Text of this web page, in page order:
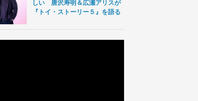
しい 唐沢寿明＆広瀬アリスが
『トイ・ストーリー５』を語る